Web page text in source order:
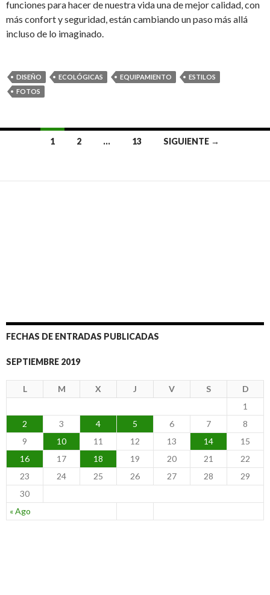
funciones para hacer de nuestra vida una de mejor calidad, con
más confort y seguridad, están cambiando un paso más allá
incluso de lo imaginado.
DISEÑO ECOLÓGICAS EQUIPAMIENTO
ESTILOS
FOTOS
a
1 2 … 13 SIGUIENTE →
FECHAS DE ENTRADAS PUBLICADAS
SEPTIEMBRE 2019
L M X J V S D
« Ago
1
2
3 4 5 6 7
8
9
10 11 12 13 14
15
16
17 18 19 20 21
22
23
24 25 26 27 28
29
30